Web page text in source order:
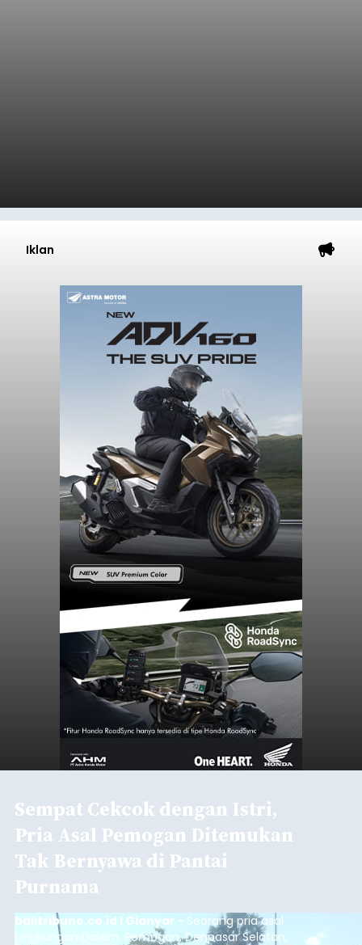
Iklan
Sempat Cekcok dengan Istri,
Pria Asal Pemogan Ditemukan
Tak Bernyawa di Pantai
Purnama
balitribune.co.id I Gianyar - Seorang pria asal
Lingkungan Dalem, Pemogan, Denpasar Selatan,